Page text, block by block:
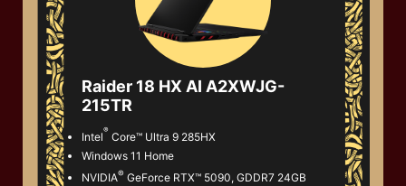
Raider 18 HX AI A2XWJG-
215TR
Intel
®
Core™ Ultra 9 285HX
Windows 11 Home
NVIDIA® GeForce RTX™ 5090, GDDR7 24GB